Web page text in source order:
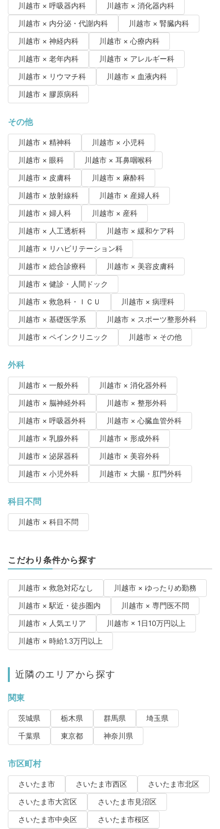
川越市 × 呼吸器内科
川越市 × 消化器内科
川越市 × 内分泌・代謝内科
川越市 × 腎臓内科
川越市 × 神経内科
川越市 × 心療内科
川越市 × 老年内科
川越市 × アレルギー科
川越市 × リウマチ科
川越市 × 血液内科
川越市 × 膠原病科
その他
川越市 × 精神科
川越市 × 小児科
川越市 × 眼科
川越市 × 耳鼻咽喉科
川越市 × 皮膚科
川越市 × 麻酔科
川越市 × 放射線科
川越市 × 産婦人科
川越市 × 婦人科
川越市 × 産科
川越市 × 人工透析科
川越市 × 緩和ケア科
川越市 × リハビリテーション科
川越市 × 総合診療科
川越市 × 美容皮膚科
川越市 × 健診・人間ドック
川越市 × 救急科・ＩＣＵ
川越市 × 病理科
川越市 × 基礎医学系
川越市 × スポーツ整形外科
川越市 × ペインクリニック
川越市 × その他
外科
川越市 × 一般外科
川越市 × 消化器外科
川越市 × 脳神経外科
川越市 × 整形外科
川越市 × 呼吸器外科
川越市 × 心臓血管外科
川越市 × 乳腺外科
川越市 × 形成外科
川越市 × 泌尿器科
川越市 × 美容外科
川越市 × 小児外科
川越市 × 大腸・肛門外科
科目不問
川越市 × 科目不問
こだわり条件から探す
川越市 × 救急対応なし
川越市 × ゆったりめ勤務
川越市 × 駅近・徒歩圏内
川越市 × 専門医不問
川越市 × 人気エリア
川越市 × 1日10万円以上
川越市 × 時給1.3万円以上
近隣のエリアから探す
関東
茨城県 栃木県 群馬県
埼玉県
千葉県
東京都 神奈川県
市区町村
さいたま市 さいたま市西区
さいたま市北区
さいたま市大宮区
さいたま市見沼区
さいたま市中央区
さいたま市桜区